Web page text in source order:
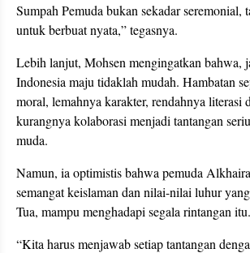
Sumpah Pemuda bukan sekadar seremonial,
untuk berbuat nyata,” tegasnya.
Lebih lanjut, Mohsen mengingatkan bahwa,
Indonesia maju tidaklah mudah. Hambatan
moral, lemahnya karakter, rendahnya literasi
kurangnya kolaborasi menjadi tantangan
muda.
Namun, ia optimistis bahwa pemuda
semangat keislaman dan nilai-nilai luhur
Tua, mampu menghadapi segala rintangan itu.
“Kita harus menjawab setiap tantangan